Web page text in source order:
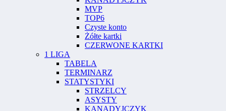
MVP
TOP6
Czyste konto
Żółte kartki
CZERWONE KARTKI
1 LIGA
TABELA
TERMINARZ
STATYSTYKI
STRZELCY
ASYSTY
KANADYJCZYK